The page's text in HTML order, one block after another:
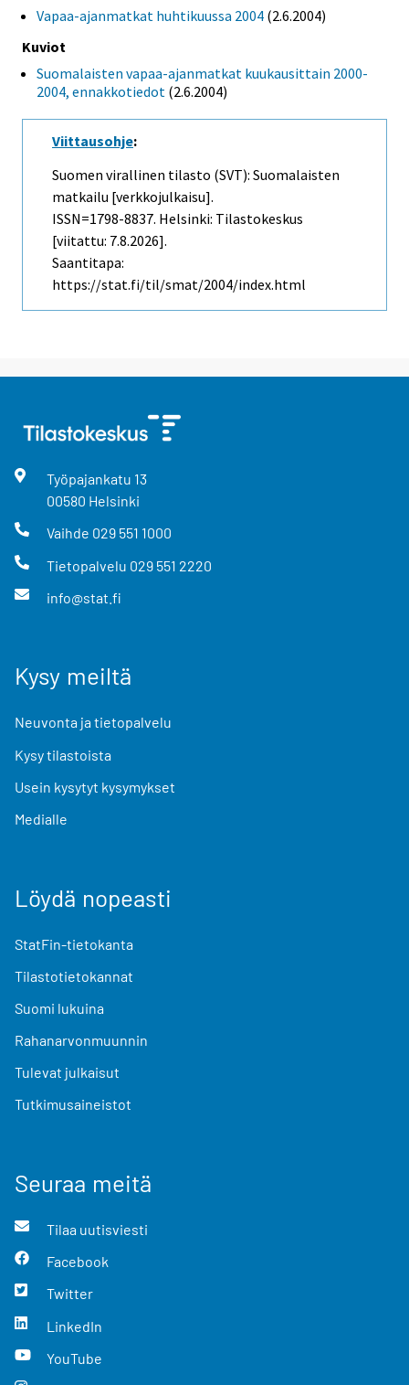
Vapaa-ajanmatkat huhtikuussa 2004 (2.6.2004)
Kuviot
Suomalaisten vapaa-ajanmatkat kuukausittain 2000-
2004, ennakkotiedot (2.6.2004)
Viittausohje:
Suomen virallinen tilasto (SVT): Suomalaisten
matkailu [verkkojulkaisu].
ISSN=1798-8837. Helsinki: Tilastokeskus
[viitattu: 7.8.2026].
Saantitapa:
https://stat.fi/til/smat/2004/index.html
Työpajankatu 13
00580 Helsinki
Vaihde 029 551 1000
Tietopalvelu 029 551 2220
info@stat.fi
Kysy meiltä
Neuvonta ja tietopalvelu
Kysy tilastoista
Usein kysytyt kysymykset
Medialle
Löydä nopeasti
StatFin-tietokanta
Tilastotietokannat
Suomi lukuina
Rahanarvonmuunnin
Tulevat julkaisut
Tutkimusaineistot
Seuraa meitä
Tilaa uutisviesti
Facebook
Twitter
LinkedIn
YouTube